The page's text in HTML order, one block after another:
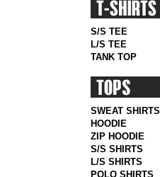
S/S TEE
L/S TEE
TANK TOP
SWEAT SHIRTS
HOODIE
ZIP HOODIE
S/S SHIRTS
L/S SHIRTS
POLO SHIRTS